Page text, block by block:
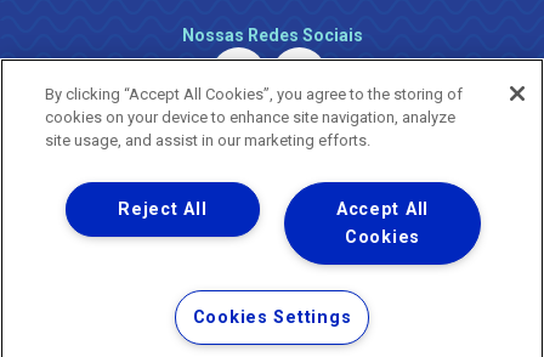
Nossas Redes Sociais
Uma empresa
Copyright ® 2026 - Todos os Direitos Reservados.
Nossa natureza movimenta a vida
Termos Gerais de Uso de Sites e Aplicativos
Política de Privacidade e Proteção de Dados
By clicking “Accept All Cookies”, you agree to the storing of
cookies on your device to enhance site navigation, analyze
site usage, and assist in our marketing efforts.
Accept All
Cookies
Reject All
Cookies Settings